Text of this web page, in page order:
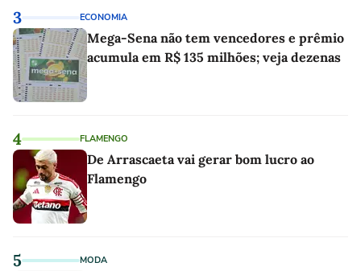
3 ECONOMIA
Mega-Sena não tem vencedores e prêmio
acumula em R$ 135 milhões; veja dezenas
4 FLAMENGO
De Arrascaeta vai gerar bom lucro ao
Flamengo
5 MODA